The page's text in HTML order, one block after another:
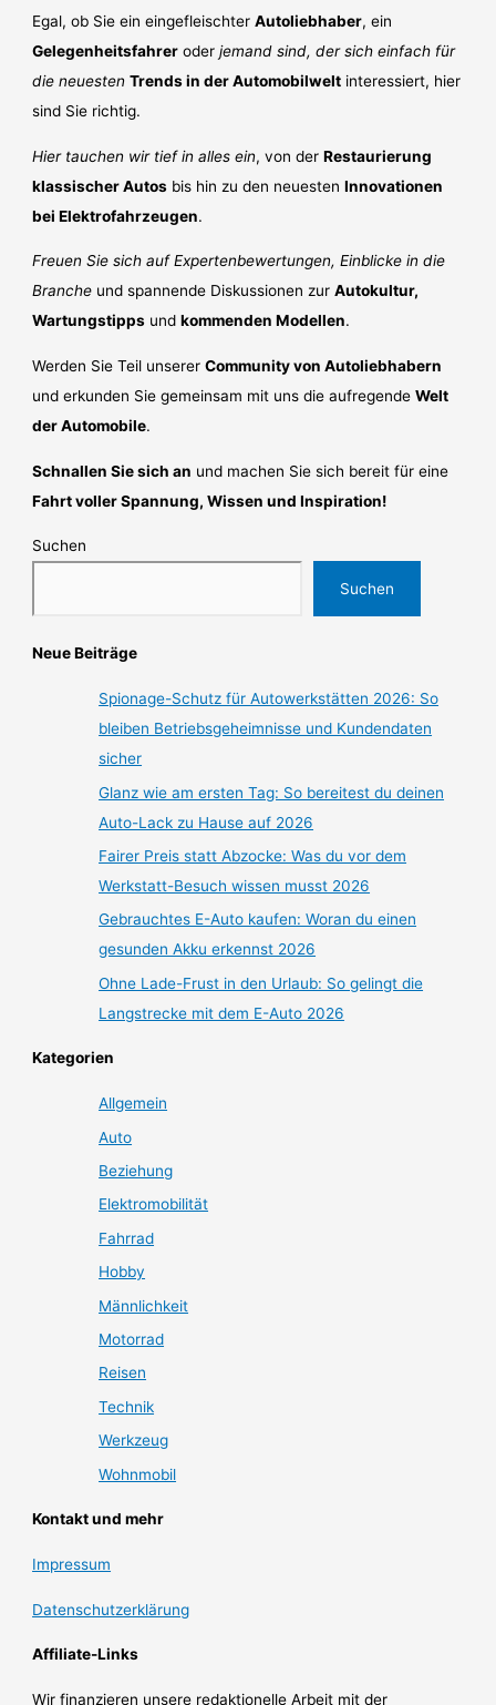
Egal, ob Sie ein eingefleischterAutoliebhaber, ein
Gelegenheitsfahrer oderjemand sind, der sich einfach für
die neuesten Trends in der Automobilwelt interessiert, hier
sind Sie richtig.
Hier tauchen wir tief in alles ein, von derRestaurierung
klassischer Autos bis hin zu den neuestenInnovationen
bei Elektrofahrzeugen.
Freuen Sie sich auf Expertenbewertungen, Einblicke in die
Branche und spannende Diskussionen zurAutokultur,
Wartungstipps undkommenden Modellen.
Werden Sie Teil unsererCommunity von Autoliebhabern
und erkunden Sie gemeinsam mit uns die aufregendeWelt
der Automobile.
Schnallen Sie sich an und machen Sie sich bereit für eine
Fahrt voller Spannung, Wissen und Inspiration!
Suchen
Suchen
Neue Beiträge
Spionage-Schutz für Autowerkstätten 2026: So
bleiben Betriebsgeheimnisse und Kundendaten
sicher
Glanz wie am ersten Tag: So bereitest du deinen
Auto-Lack zu Hause auf 2026
Fairer Preis statt Abzocke: Was du vor dem
Werkstatt-Besuch wissen musst 2026
Gebrauchtes E-Auto kaufen: Woran du einen
gesunden Akku erkennst 2026
Ohne Lade-Frust in den Urlaub: So gelingt die
Langstrecke mit dem E-Auto 2026
Kategorien
Allgemein
Auto
Beziehung
Elektromobilität
Fahrrad
Hobby
Männlichkeit
Motorrad
Reisen
Technik
Werkzeug
Wohnmobil
Kontakt und mehr
Impressum
Datenschutzerklärung
Affiliate-Links
Wir finanzieren unsere redaktionelle Arbeit mit der